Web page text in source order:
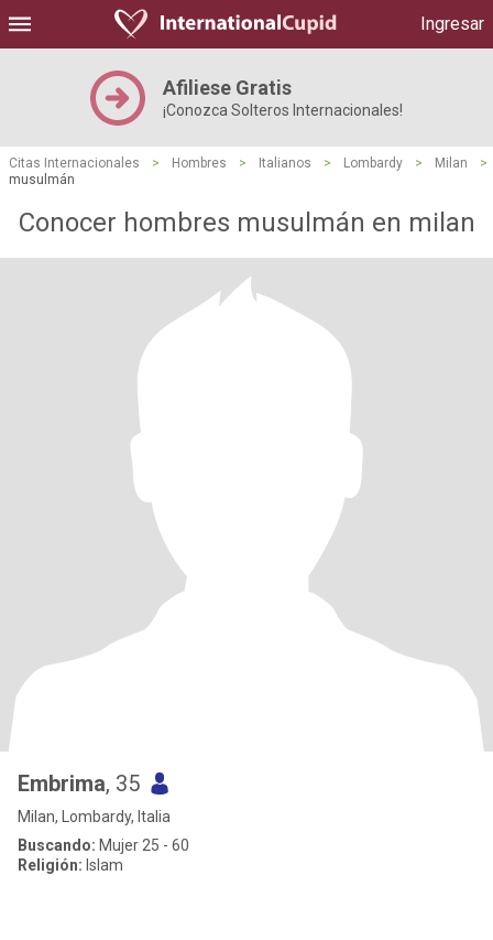
Ingresar
Afiliese Gratis
¡Conozca Solteros Internacionales!
Citas Internacionales > Hombres > Italianos > Lombardy > Milan
>
musulmán
Conocer hombres musulmán en milan
Embrima, 35
Milan, Lombardy, Italia
Buscando: Mujer 25 - 60
Religión: Islam